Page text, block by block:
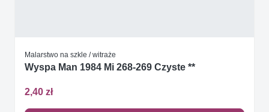
Malarstwo na szkle / witraże
Wyspa Man 1984 Mi 268-269 Czyste **
2,40 zł